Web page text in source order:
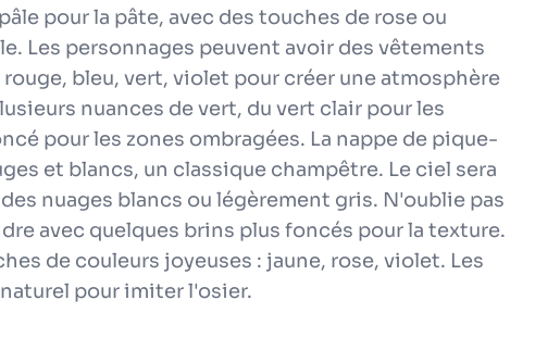
pour la pâte, avec des touches de rose ou
Les personnages peuvent avoir des vêtements
bleu, vert, violet pour créer une atmosphère
nuances de vert, du vert clair pour les
pour les zones ombragées. La nappe de pique-
et blancs, un classique champêtre. Le ciel sera
nuages blancs ou légèrement gris. N'oublie pas
avec quelques brins plus foncés pour la texture.
de couleurs joyeuses : jaune, rose, violet. Les
pour imiter l'osier.